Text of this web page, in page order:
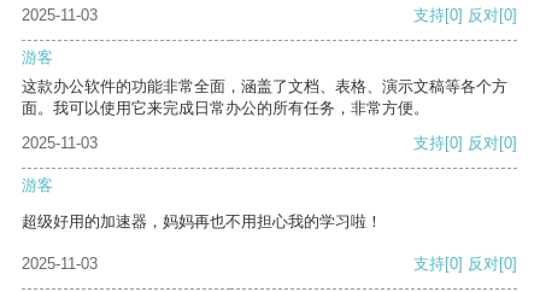
2025-11-03 支持[0] 反对[0]
游客
这款办公软件的功能非常全面，涵盖了文档、表格、演示文稿等各个方
面。我可以使用它来完成日常办公的所有任务，非常方便。
2025-11-03
支持[0] 反对[0]
游客
超级好用的加速器，妈妈再也不用担心我的学习啦！
2025-11-03 支持[0] 反对[0]